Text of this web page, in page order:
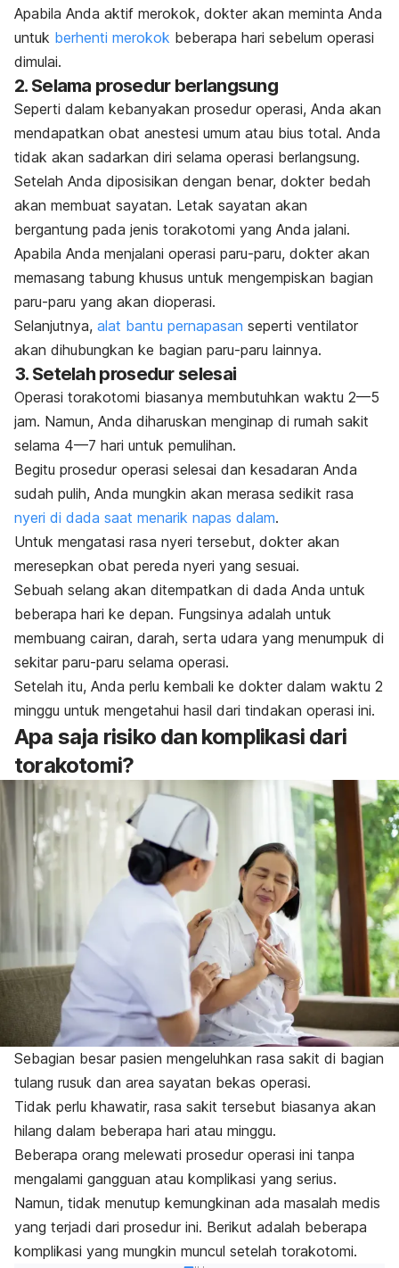
Apabila Anda aktif merokok, dokter akan meminta Anda
untuk berhenti merokok beberapa hari sebelum operasi
dimulai.
2. Selama prosedur berlangsung
Seperti dalam kebanyakan prosedur operasi, Anda akan
mendapatkan obat anestesi umum atau bius total. Anda
tidak akan sadarkan diri selama operasi berlangsung.
Setelah Anda diposisikan dengan benar, dokter bedah
akan membuat sayatan. Letak sayatan akan
bergantung pada jenis torakotomi yang Anda jalani.
Apabila Anda menjalani operasi paru-paru, dokter akan
memasang tabung khusus untuk mengempiskan bagian
paru-paru yang akan dioperasi.
Selanjutnya, alat bantu pernapasan seperti ventilator
akan dihubungkan ke bagian paru-paru lainnya.
3. Setelah prosedur selesai
Operasi torakotomi biasanya membutuhkan waktu 2—5
jam. Namun, Anda diharuskan menginap di rumah sakit
selama 4—7 hari untuk pemulihan.
Begitu prosedur operasi selesai dan kesadaran Anda
sudah pulih, Anda mungkin akan merasa sedikit rasa
nyeri di dada saat menarik napas dalam.
Untuk mengatasi rasa nyeri tersebut, dokter akan
meresepkan obat pereda nyeri yang sesuai.
Sebuah selang akan ditempatkan di dada Anda untuk
beberapa hari ke depan. Fungsinya adalah untuk
membuang cairan, darah, serta udara yang menumpuk di
sekitar paru-paru selama operasi.
Setelah itu, Anda perlu kembali ke dokter dalam waktu 2
minggu untuk mengetahui hasil dari tindakan operasi ini.
Apa saja risiko dan komplikasi dari
torakotomi?
Sebagian besar pasien mengeluhkan rasa sakit di bagian
tulang rusuk dan area sayatan bekas operasi.
Tidak perlu khawatir, rasa sakit tersebut biasanya akan
hilang dalam beberapa hari atau minggu.
Beberapa orang melewati prosedur operasi ini tanpa
mengalami gangguan atau komplikasi yang serius.
Namun, tidak menutup kemungkinan ada masalah medis
yang terjadi dari prosedur ini. Berikut adalah beberapa
komplikasi yang mungkin muncul setelah torakotomi.